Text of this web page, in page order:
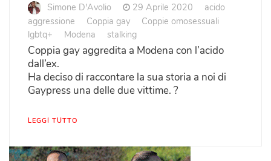
Simone D'Avolio 29 Aprile 2020
acido
aggressione
Coppia gay
Coppie omosessuali
lgbtq+
Modena stalking
Coppia gay aggredita a Modena con l’acido
dall’ex.
Ha deciso di raccontare la sua storia a noi di
Gaypress una delle due vittime. ?
LEGGI TUTTO